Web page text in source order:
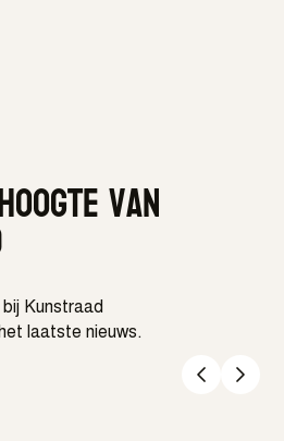
van
Kunstraad
laatste nieuws.